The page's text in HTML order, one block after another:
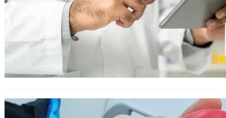
Стартира юлската кампания за
кръводаряване във Варна – нужни